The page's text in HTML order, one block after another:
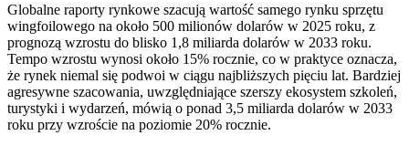
Globalne raporty rynkowe szacują wartość samego rynku sprzętu
wingfoilowego na około 500 milionów dolarów w 2025 roku, z
prognozą wzrostu do blisko 1,8 miliarda dolarów w 2033 roku.
Tempo wzrostu wynosi około 15% rocznie, co w praktyce oznacza,
że rynek niemal się podwoi w ciągu najbliższych pięciu lat. Bardziej
agresywne szacowania, uwzględniające szerszy ekosystem szkoleń,
turystyki i wydarzeń, mówią o ponad 3,5 miliarda dolarów w 2033
roku przy wzroście na poziomie 20% rocznie.